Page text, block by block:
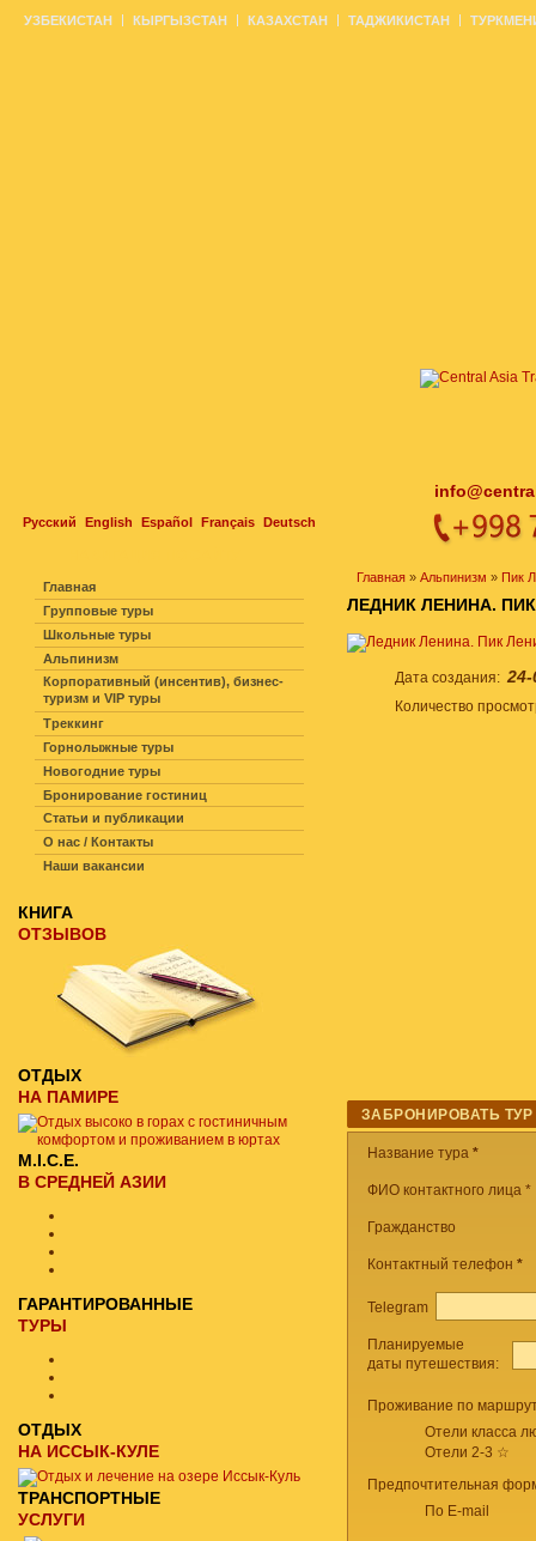
Русский English Español Français Deutsch
УЗБЕКИСТАН КЫРГЫЗСТАН КАЗАХСТАН ТАДЖИКИСТАН
Главная » Альпинизм » Пик
ЛЕДНИК ЛЕНИНА.
Дата создания: 24-
Количество
ЗАБРОНИРОВАТЬ ТУР
Название тура *
ФИО контактного лица *
Гражданство
Контактный телефон *
Telegram
Планируемые
даты путешествия:
Проживание по
Отели класса
Отели 2-3 ☆
Предпочтительная
По E-mail
Главная
Групповые туры
Школьные туры
Альпинизм
Корпоративный (инсентив), бизнес-
туризм и VIP туры
Треккинг
Горнолыжные туры
Новогодние туры
Бронирование гостиниц
Статьи и публикации
О нас / Контакты
Наши вакансии
КНИГА
ОТЗЫВОВ
ОТДЫХ
НА ПАМИРЕ
M.I.C.E.
В СРЕДНЕЙ АЗИИ
ГАРАНТИРОВАННЫЕ
ТУРЫ
ОТДЫХ
НА ИССЫК-КУЛЕ
ТРАНСПОРТНЫЕ
УСЛУГИ